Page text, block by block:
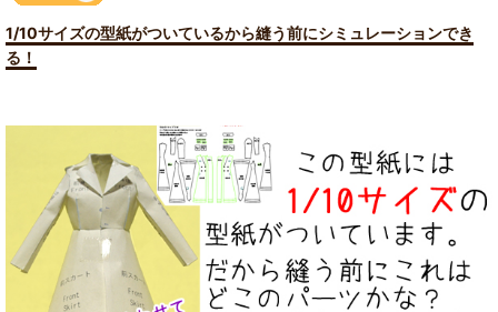
1/10サイズの型紙がついているから縫う前にシミュレーションでき
る！